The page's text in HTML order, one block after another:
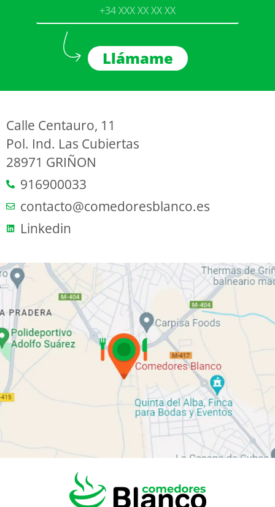
Llámame
Calle Centauro, 11
Pol. Ind. Las Cubiertas
28971 GRIÑON
916900033
contacto@comedoresblanco.es
Linkedin